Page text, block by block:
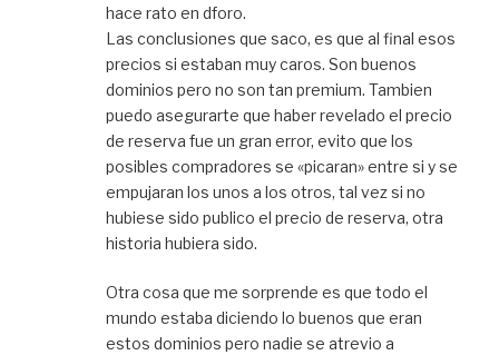
hace rato en dforo.
Las conclusiones que saco, es que al final esos
precios si estaban muy caros. Son buenos
dominios pero no son tan premium. Tambien
puedo asegurarte que haber revelado el precio
de reserva fue un gran error, evito que los
posibles compradores se «picaran» entre si y se
empujaran los unos a los otros, tal vez si no
hubiese sido publico el precio de reserva, otra
historia hubiera sido.
Otra cosa que me sorprende es que todo el
mundo estaba diciendo lo buenos que eran
estos dominios pero nadie se atrevio a